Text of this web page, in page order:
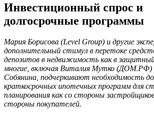
Инвестиционный спрос и
долгосрочные программы
Мария Борисова (Level Group) и другие
дополнительный стимул в перетоке
депозитов в недвижимость как в
многие, включая Виталия Мутко (ДОМ.РФ)
Собянина, подчеркивают необходимость
краткосрочных ипотечных программ для
планирования как со стороны
стороны покупателей.